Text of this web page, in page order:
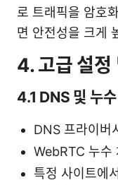
로 트래픽을 암호
면 안전성을 크게
4. 고급 설정
4.1 DNS 및 누
DNS 프라이버
WebRTC 누수
특정 사이트에